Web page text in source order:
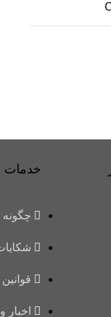
خدمات
چگونه
اخبار